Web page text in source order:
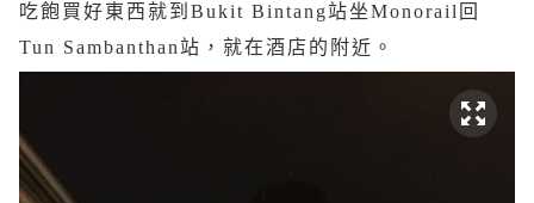
吃飽買好東西就到Bukit Bintang站坐Monorail回
Tun Sambanthan站，就在酒店的附近。